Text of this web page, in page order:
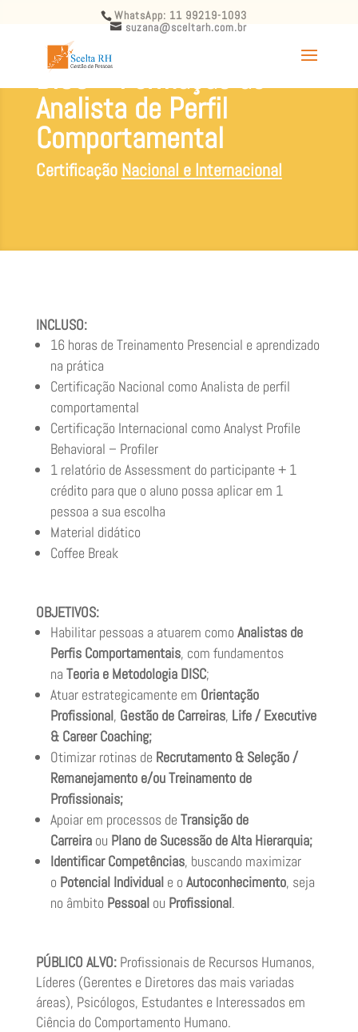
WhatsApp: 11 99219-1093
suzana@sceltarh.com.br
DISC – Formação de
Analista de Perfil
Comportamental
Certificação Nacional e Internacional
INCLUSO:
16 horas de Treinamento Presencial e aprendizado
na prática
Certificação Nacional como Analista de perfil
comportamental
Certificação Internacional como Analyst Profile
Behavioral – Profiler
1 relatório de Assessment do participante + 1
crédito para que o aluno possa aplicar em 1
pessoa a sua escolha
Material didático
Coffee Break
OBJETIVOS:
Habilitar pessoas a atuarem como Analistas de
Perfis Comportamentais, com fundamentos
na Teoria e Metodologia DISC;
Atuar estrategicamente em Orientação
Profissional, Gestão de Carreiras, Life / Executive
& Career Coaching;
Otimizar rotinas de Recrutamento & Seleção /
Remanejamento e/ou Treinamento de
Profissionais;
Apoiar em processos de Transição de
Carreiraou Plano de Sucessão de Alta Hierarquia;
Identificar Competências, buscando maximizar
o Potencial Individual e o Autoconhecimento, seja
no âmbito Pessoalou Profissional.
PÚBLICO ALVO: Profissionais de Recursos Humanos,
Líderes (Gerentes e Diretores das mais variadas
áreas), Psicólogos, Estudantes e Interessados em
Ciência do Comportamento Humano.